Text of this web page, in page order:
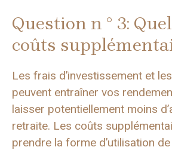
Question n ° 3:
coûts
Les frais d’investissement et
peuvent entraîner vos
laisser potentiellement moins
retraite. Les coûts
prendre la forme d’utilisation